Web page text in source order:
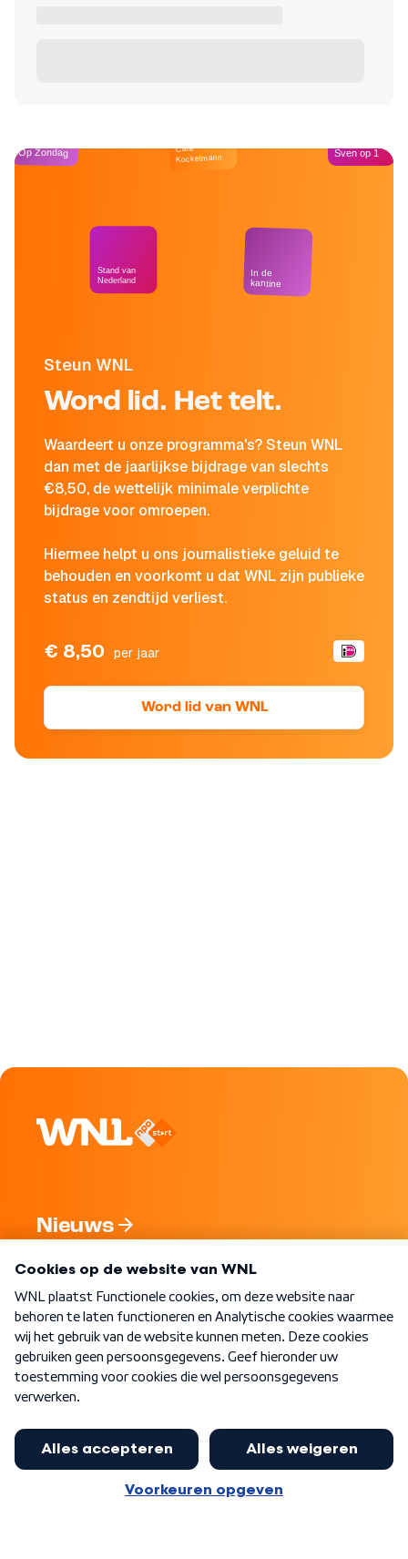
Steun WNL
Word lid. Het telt.
Waardeert u onze programma's? Steun WNL
dan met de jaarlijkse bijdrage van slechts
€8,50, de wettelijk minimale verplichte
bijdrage voor omroepen.
Hiermee helpt u ons journalistieke geluid te
behouden en voorkomt u dat WNL zijn publieke
status en zendtijd verliest.
€ 8,50 per jaar
Word lid van WNL
Op Zondag
Stand van
Nederland
Café
Kockelmann
In de
kantine
Sven op 1
Nieuws
Nieuwsbrief
Word Lid